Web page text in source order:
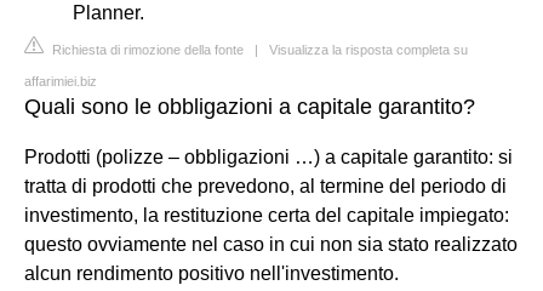
Planner.
Richiesta di rimozione della fonte | Visualizza la risposta completa su
affarimiei.biz
Quali sono le obbligazioni a capitale garantito?
Prodotti (polizze – obbligazioni …) a capitale garantito: si
tratta di prodotti che prevedono, al termine del periodo di
investimento, la restituzione certa del capitale impiegato:
questo ovviamente nel caso in cui non sia stato realizzato
alcun rendimento positivo nell'investimento.